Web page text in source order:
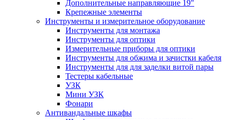
Дополнительные направляющие 19"
Крепежные элементы
Инструменты и измерительное оборудование
Инструменты для монтажа
Инструменты для оптики
Измерительные приборы для оптики
Инструменты для обжима и зачистки кабеля
Инструменты для для заделки витой пары
Тестеры кабельные
УЗК
Мини УЗК
Фонари
Антивандальные шкафы